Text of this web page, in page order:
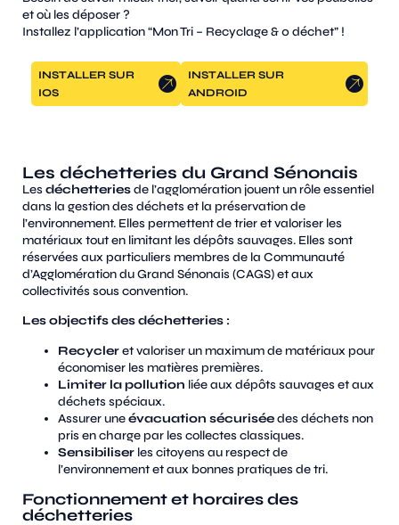
et où les déposer ?
Installez l’application “Mon Tri – Recyclage & 0 déchet” !
INSTALLER SUR
IOS
INSTALLER SUR
ANDROID
Les déchetteries du Grand Sénonais
Lesdéchetteriesde l’agglomération jouent un rôle essentiel
dans la gestion des déchets et la préservation de
l’environnement. Elles permettent de trier et valoriser les
matériaux tout en limitant les dépôts sauvages. Elles sont
réservées aux particuliers membres de la Communauté
d’Agglomération du Grand Sénonais (CAGS) et aux
collectivités sous convention​.
Les objectifs des déchetteries :
Recycleret valoriser un maximum de matériaux pour
économiser les matières premières.
Limiter la pollution liée aux dépôts sauvages et aux
déchets spéciaux.
Assurer uneévacuation sécuriséedes déchets non
pris en charge par les collectes classiques.
Sensibiliser les citoyens au respect de
l’environnement et aux bonnes pratiques de tri.
Fonctionnement et horaires des
déchetteries